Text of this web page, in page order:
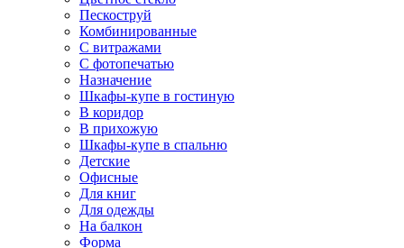
Пескоструй
Комбинированные
С витражами
С фотопечатью
Назначение
Шкафы-купе в гостиную
В коридор
В прихожую
Шкафы-купе в спальню
Детские
Офисные
Для книг
Для одежды
На балкон
Форма